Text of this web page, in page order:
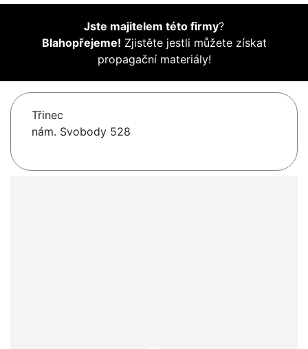
Jste majitelem této firmy?
Blahopřejeme! Zjistěte jestli můžete získat
propagační materiály!
Třinec
nám. Svobody 528